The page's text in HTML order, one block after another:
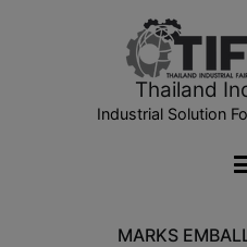
Thailand
Industrial Solution
MARKS